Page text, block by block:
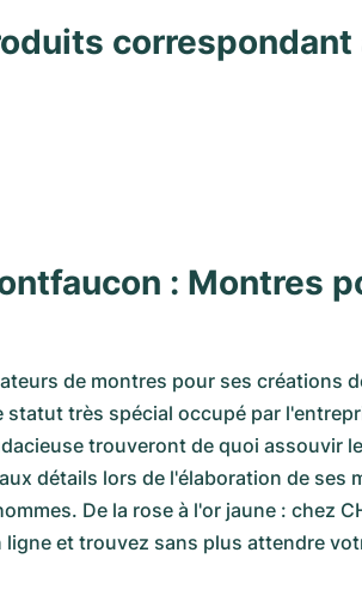
correspondant
: Montres
de montres pour ses créations
très spécial occupé par
trouveront de quoi assouvir
détails lors de l'élaboration de ses
De la rose à l'or jaune : chez
et trouvez sans plus attendre